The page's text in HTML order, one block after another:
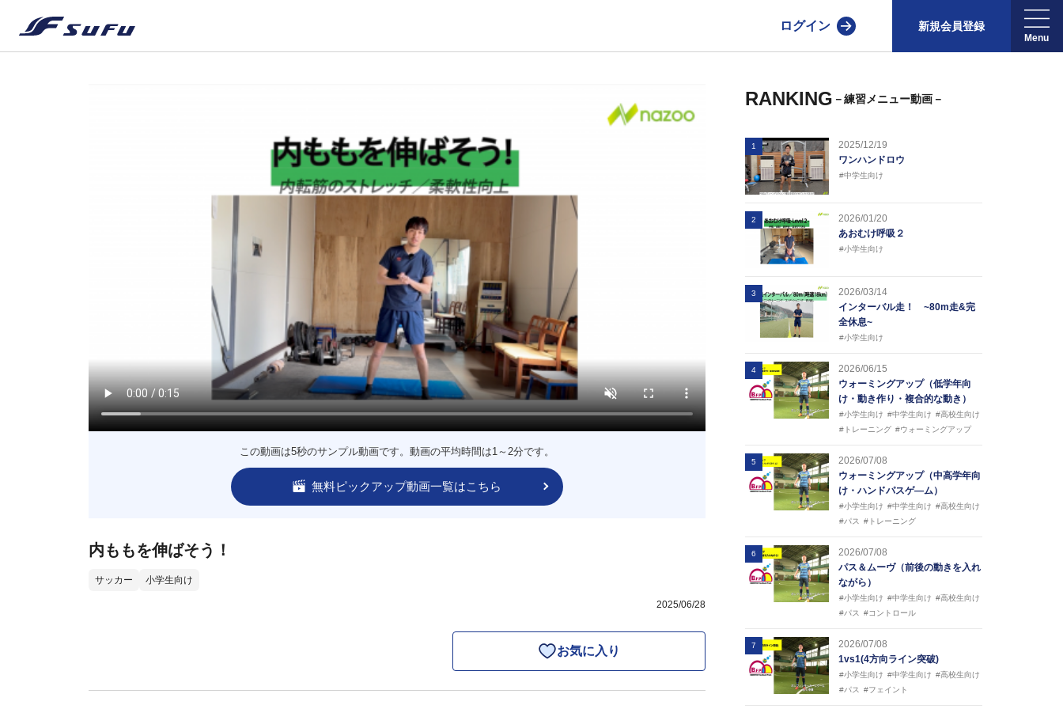
ログイン 新規会員登録
この動画は5秒のサンプル動画です。動画の平均時間は1～2分です。
無料ピックアップ動画一覧はこちら
内ももを伸ばそう！
サッカー 小学生向け
2025/06/28
お気に入り
RANKING －練習メニュー動画－
1
2025/12/19
ワンハンドロウ
#中学生向け
2
2026/01/20
あおむけ呼吸２
#小学生向け
3
2026/03/14
インターバル走！ ~80m走&完
全休息~
#小学生向け
4
2026/06/15
ウォーミングアップ（低学年向
け・動き作り・複合的な動き）
#小学生向け #中学生向け #高校生向け
#トレーニング #ウォーミングアップ
5
2026/07/08
ウォーミングアップ（中高学年向
け・ハンドパスゲ―ム）
#小学生向け #中学生向け #高校生向け
#パス
#トレーニング
6
2026/07/08
パス＆ムーヴ（前後の動きを入れ
ながら）
#小学生向け #中学生向け #高校生向け
#パス
#コントロール
7
2026/07/08
1vs1(4方向ライン突破)
#小学生向け #中学生向け #高校生向け
#パス
#フェイント